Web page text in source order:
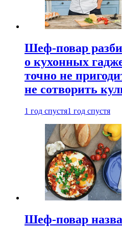
Шеф-повар
о кухонных
точно не
не сотворить
1 год спустя1 год спустя
Шеф-повар